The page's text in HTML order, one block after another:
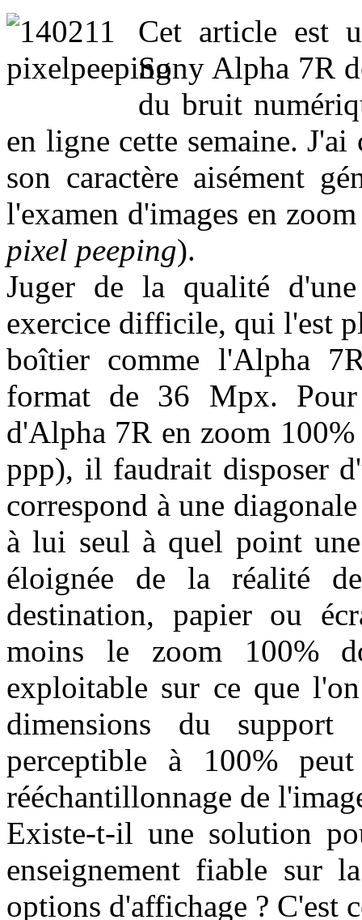
Cet article est
Sony Alpha 7R
du bruit
en ligne cette semaine.
son caractère aisément
l'examen d'images en
pixel peeping).
Juger de la qualité
exercice difficile, qui l'est
boîtier comme l'Alpha
format de 36 Mpx.
d'Alpha 7R en zoom
ppp), il faudrait disposer
correspond à une
à lui seul à quel point
éloignée de la réalité
destination, papier ou
moins le zoom 100%
exploitable sur ce que
dimensions du
perceptible à 100%
rééchantillonnage de
Existe-t-il une solution
enseignement fiable sur
options d'affichage ? C'est